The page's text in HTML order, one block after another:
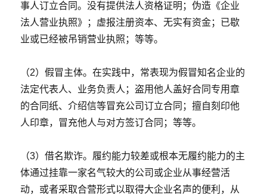
事人订立合同。没有提供法人资格证明；伪造《企业
法人营业执照》；虚报注册资本、无实有资金；已歇
业或已经被吊销营业执照；等等。
（2）假冒主体。在实践中，常表现为假冒知名企业的
法定代表人、业务负责人；盗用他人盖好合同专用章
的合同纸、介绍信等冒充公司订立合同；擅自刻印他
人印章，冒充他人与对方签订合同；等等。
（3）借名欺诈。履约能力较差或根本无履约能力的主
体通过挂靠一家名气较大的公司或企业从事经营活
动，或者采取合营形式以取得大企业名声的便利，从